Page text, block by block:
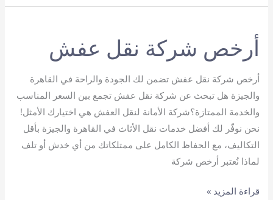
عفش
أرخص شركة نقل عفش
أرخص شركة نقل عفش تضمن لك الجودة والراحة في القاهرة
والجيزة هل تبحث عن شركة نقل عفش تجمع بين السعر المناسب
والخدمة الممتازة؟شركة الأمانة لنقل العفش هي اختيارك الأمثل!
نحن نوفّر لك أفضل خدمات نقل الأثاث في القاهرة والجيزة بأقل
التكاليف، مع الحفاظ الكامل على ممتلكاتك من أي خدش أو تلف
لماذا نُعتبر أرخص شركة
أرخص
قراءة المزيد »